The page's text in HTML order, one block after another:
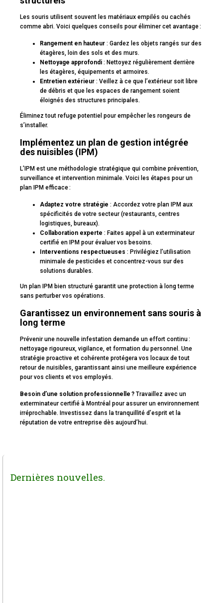
Les souris utilisent souvent les matériaux empilés ou cachés
comme abri. Voici quelques conseils pour éliminer cet avantage :
Rangement en hauteur : Gardez les objets rangés sur des
étagères, loin des sols et des murs.
Nettoyage approfondi : Nettoyez régulièrement derrière
les étagères, équipements et armoires.
Entretien extérieur : Veillez à ce que l’extérieur soit libre
de débris et que les espaces de rangement soient
éloignés des structures principales.
Éliminez tout refuge potentiel pour empêcher les rongeurs de
s’installer.
Implémentez un plan de gestion intégrée
des nuisibles (IPM)
L’IPM est une méthodologie stratégique qui combine prévention,
surveillance et intervention minimale. Voici les étapes pour un
plan IPM efficace :
Adaptez votre stratégie : Accordez votre plan IPM aux
spécificités de votre secteur (restaurants, centres
logistiques, bureaux).
Collaboration experte : Faites appel à un exterminateur
certifié en IPM pour évaluer vos besoins.
Interventions respectueuses : Privilégiez l’utilisation
minimale de pesticides et concentrez-vous sur des
solutions durables.
Un plan IPM bien structuré garantit une protection à long terme
sans perturber vos opérations.
Garantissez un environnement sans souris à
long terme
Prévenir une nouvelle infestation demande un effort continu :
nettoyage rigoureux, vigilance, et formation du personnel. Une
stratégie proactive et cohérente protégera vos locaux de tout
retour de nuisibles, garantissant ainsi une meilleure expérience
pour vos clients et vos employés.
Besoin d’une solution professionnelle ? Travaillez avec un
exterminateur certifié à Montréal pour assurer un environnement
irréprochable. Investissez dans la tranquillité d’esprit et la
réputation de votre entreprise dès aujourd’hui.
Dernières nouvelles.